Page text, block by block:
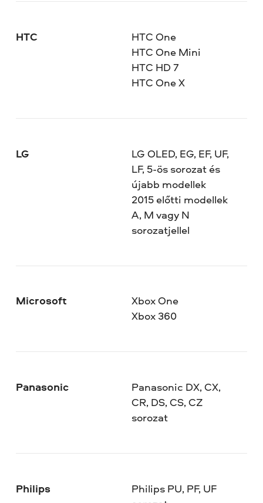
HTC
HTC One
HTC One Mini
HTC HD 7
HTC One X
LG
LG OLED, EG, EF, UF,
LF, 5-ös sorozat és
újabb modellek
2015 előtti modellek
A, M vagy N
sorozatjellel
Microsoft
Xbox One
Xbox 360
Panasonic
Panasonic DX, CX,
CR, DS, CS, CZ
sorozat
Philips
Philips PU, PF, UF